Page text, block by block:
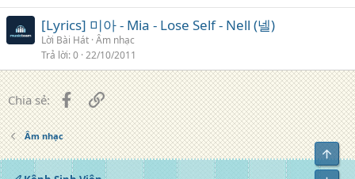
[Lyrics] 미아 - Mia - Lose Self - Nell (넬)
Lời Bài Hát Âm nhạc
Trả lời 0 22/10/2011
Chia sẻ: FacebookLiên kết
Âm nhạc
Top